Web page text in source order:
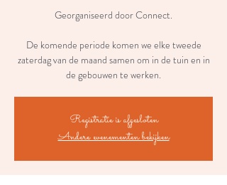
Georganiseerd door Connect.
De komende periode komen we elke tweede
zaterdag van de maand samen om in de tuin en in
de gebouwen te werken.
Registratie is afgesloten
Andere evenementen bekijken